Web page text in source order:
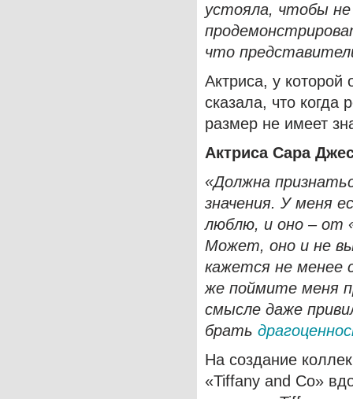
устояла, чтобы не
что
Актриса, у которой
сказала, что когда
размер не имеет
Актриса Сара
«Должна
значения. У меня
люблю, и оно – от
Может, оно и не
кажется не менее
же поймите меня
смысле даже
брать
На создание
«Tiffany and Co»